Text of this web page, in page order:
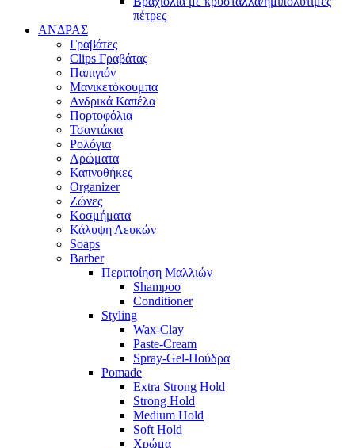
πέτρες
ΑΝΔΡΑΣ
Γραβάτες
Clips Γραβάτας
Παπιγιόν
Μανικετόκουμπα
Ανδρικά Καπέλα
Πορτοφόλια
Τσαντάκια
Ρολόγια
Αρώματα
Καπνοθήκες
Organizer
Ζώνες
Κοσμήματα
Κάλυψη Λευκών
Soaps
Barber
Περιποίηση Μαλλιών
Shampoo
Conditioner
Styling
Wax-Clay
Paste-Cream
Spray-Gel-Πούδρα
Pomade
Extra Strong Hold
Strong Hold
Medium Hold
Soft Hold
Χρώμα